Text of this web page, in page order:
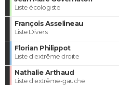
Liste écologiste
François Asselineau
Liste Divers
Florian Philippot
Liste d'extrême droite
Nathalie Arthaud
Liste d'extrême-gauche